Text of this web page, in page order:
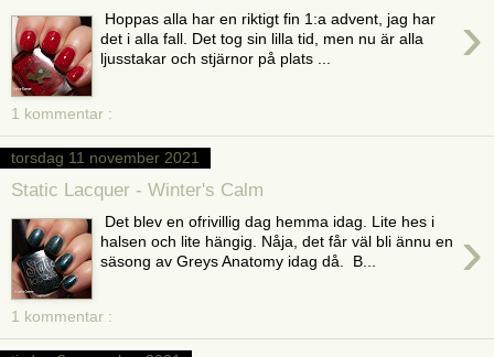
›
Hoppas alla har en riktigt fin 1:a advent, jag har
det i alla fall. Det tog sin lilla tid, men nu är alla
ljusstakar och stjärnor på plats ...
1 kommentar :
torsdag 11 november 2021
Static Lacquer - Winter's Calm
›
Det blev en ofrivillig dag hemma idag. Lite hes i
halsen och lite hängig. Nåja, det får väl bli ännu en
säsong av Greys Anatomy idag då. B...
1 kommentar :